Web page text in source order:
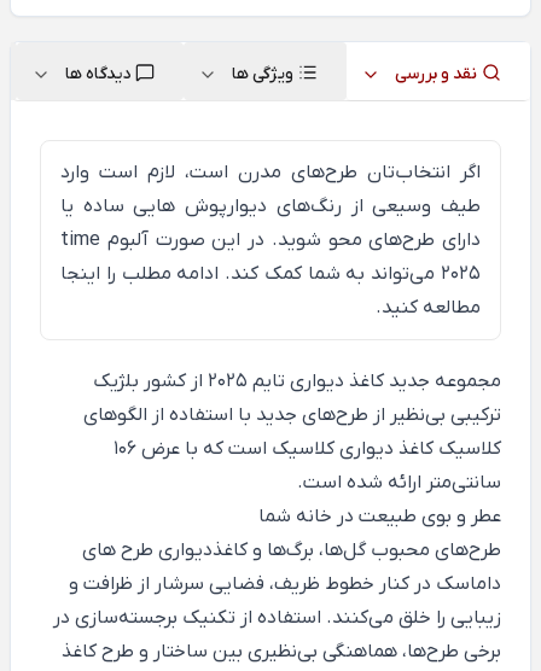
نقد و بررسی ویژگی ها دیدگاه ها
اگر انتخاب‌تان طرح‌های مدرن است، لازم است وارد
طیف وسیعی از رنگ‌های دیوارپوش هایی ساده یا
دارای طرح‌های محو شوید. در این صورت آلبوم time
2025 می‌تواند به شما کمک کند. ادامه مطلب را
اینجا
مطالعه کنید.
مجموعه جدید کاغذ دیواری تایم 2025 از کشور بلژیک
ترکیبی بی‌نظیر از طرح‌های جدید با استفاده از الگوهای
کلاسیک کاغذ دیواری کلاسیک است که با عرض 106
سانتی‌متر ارائه شده است.
عطر و بوی طبیعت در خانه شما
طرح‌های محبوب گل‌ها، برگ‌ها و کاغذدیواری طرح های
داماسک در کنار خطوط ظریف، فضایی سرشار از ظرافت و
زیبایی را خلق می‌کنند. استفاده از تکنیک برجسته‌سازی در
برخی طرح‌ها، هماهنگی بی‌نظیری بین ساختار و طرح کاغذ